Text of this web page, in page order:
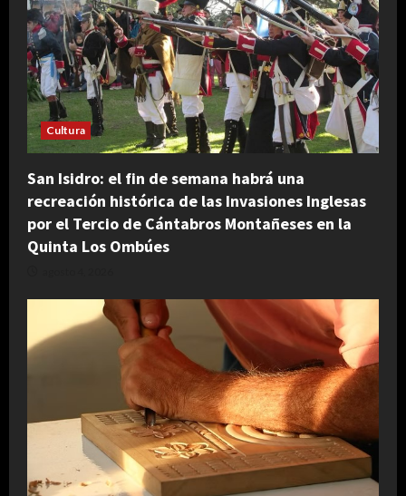
Cultura
San Isidro: el fin de semana habrá una
recreación histórica de las Invasiones Inglesas
por el Tercio de Cántabros Montañeses en la
Quinta Los Ombúes